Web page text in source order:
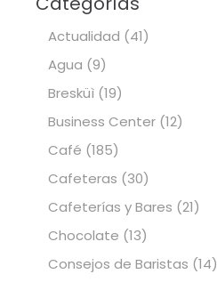
Actualidad (41)
Agua (9)
Bresküì (19)
Business Center (12)
Café (185)
Cafeteras (30)
Cafeterías y Bares (21)
Chocolate (13)
Consejos de Baristas (14)